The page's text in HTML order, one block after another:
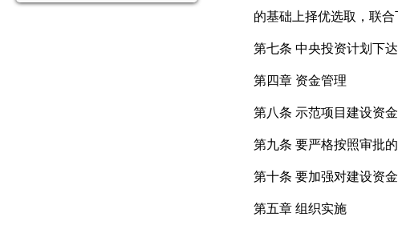
的基础上择优选取，联合
第七条 中央投资计划下
第四章 资金管理
第八条 示范项目建设资
第九条 要严格按照审批
第十条 要加强对建设资
第五章 组织实施